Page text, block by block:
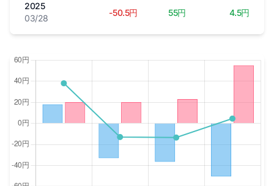
2025
03/28
-50.5円 55円 4.5円